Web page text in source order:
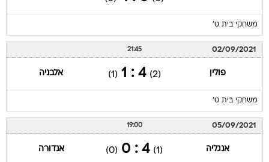
משחקי בית ט'
02/09/2021
21:45
פולין (2)
4 : 1
(1) אלבניה
משחקי בית ט'
05/09/2021
19:00
אנגליה (1)
4 : 0
(0) אנדורה